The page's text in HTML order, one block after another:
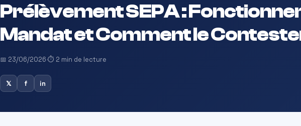
Prélèvement SEPA :
Mandat et Comment le
📅 23/06/2026·⏱ 2 min de lecture
𝕏 f in